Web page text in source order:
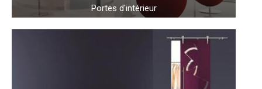
Portes d'intérieur